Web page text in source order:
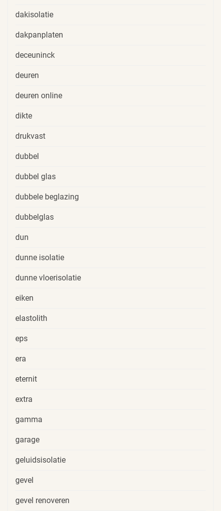
dakisolatie
dakpanplaten
deceuninck
deuren
deuren online
dikte
drukvast
dubbel
dubbel glas
dubbele beglazing
dubbelglas
dun
dunne isolatie
dunne vloerisolatie
eiken
elastolith
eps
era
eternit
extra
gamma
garage
geluidsisolatie
gevel
gevel renoveren